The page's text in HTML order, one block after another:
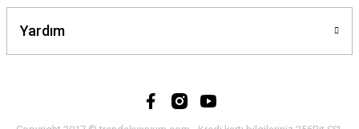
Yardım